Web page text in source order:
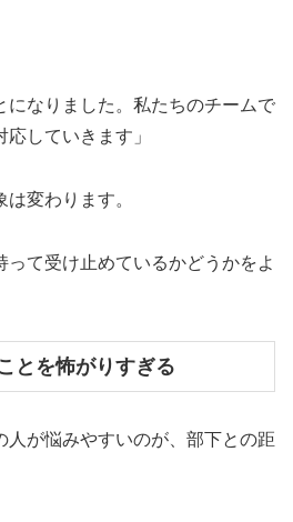
になりました。私たちのチームで
していきます」
変わります。
て受け止めているかどうかをよ
とを怖がりすぎる
人が悩みやすいのが、部下との距